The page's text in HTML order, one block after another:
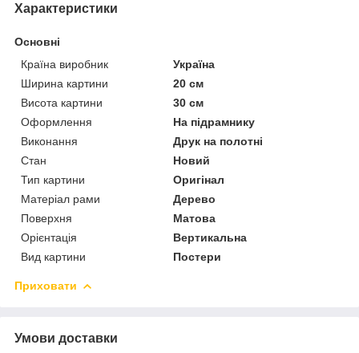
Характеристики
Основні
Країна виробник
Україна
Ширина картини
20 см
Висота картини
30 см
Оформлення
На підрамнику
Виконання
Друк на полотні
Стан
Новий
Тип картини
Оригінал
Матеріал рами
Дерево
Поверхня
Матова
Орієнтація
Вертикальна
Вид картини
Постери
Приховати
Умови доставки